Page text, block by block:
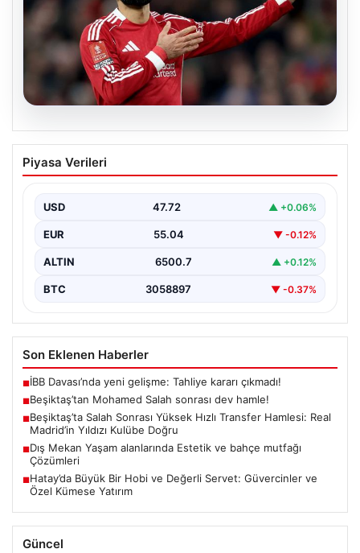
05.08.2026
Beşiktaş’tan Mohamed Salah sonrası
dev hamle!
Piyasa Verileri
USD 47.72 ▲ +0.06%
EUR 55.04 ▼ -0.12%
ALTIN 6500.7 ▲ +0.12%
BTC 3058897 ▼ -0.37%
Son Eklenen Haberler
■İBB Davası’nda yeni gelişme: Tahliye kararı çıkmadı!
■Beşiktaş’tan Mohamed Salah sonrası dev hamle!
■Beşiktaş’ta Salah Sonrası Yüksek Hızlı Transfer Hamlesi: Real
Madrid’in Yıldızı Kulübe Doğru
■Dış Mekan Yaşam alanlarında Estetik ve bahçe mutfağı
Çözümleri
■Hatay’da Büyük Bir Hobi ve Değerli Servet: Güvercinler ve
Özel Kümese Yatırım
Güncel